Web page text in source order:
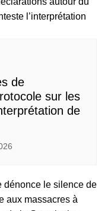
de
sur les
de